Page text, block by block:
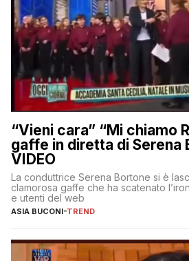
“Vieni cara” “Mi chiamo
gaffe in diretta di Serena
VIDEO
La conduttrice Serena Bortone si è
clamorosa gaffe che ha scatenato
e utenti del web
ASIA BUCONI-TREND